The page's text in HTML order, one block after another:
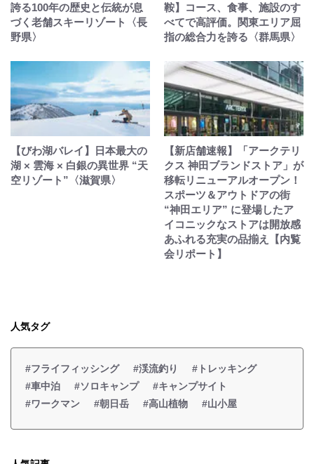
誇る100年の歴史と伝統が息
づく老舗スキーリゾート〈長
野県〉
鞍】コース、食事、施設のす
べてで高評価。関東エリア屈
指の総合力を誇る〈群馬県〉
【びわ湖バレイ】日本最大の
湖 × 雲海 × 白銀の異世界 “天
空リゾート”〈滋賀県〉
【新店舗速報】「アークテリ
クス 神田ブランドストア」が
移転リニューアルオープン！
スポーツ＆アウトドアの街
“神田エリア” に登場したア
イコニックなストアは開放感
あふれる充実の品揃え【内覧
会リポート】
人気タグ
#フライフィッシング #渓流釣り
#トレッキング
#車中泊
#ソロキャンプ
#キャンプサイト
#ワークマン
#朝日岳 #高山植物 #山小屋